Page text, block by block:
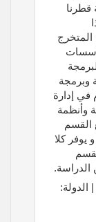
وبرمجة
في إدارة
وأنظمة
القسم
يوفر كلا
الدراسة.